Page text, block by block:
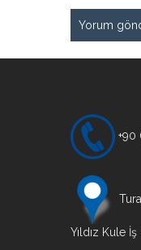
+90
Yıldız Kule